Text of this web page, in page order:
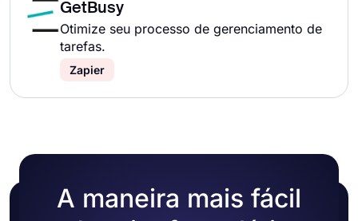
GetBusy
Otimize seu processo de gerenciamento de
tarefas.
Zapier
A maneira mais fácil